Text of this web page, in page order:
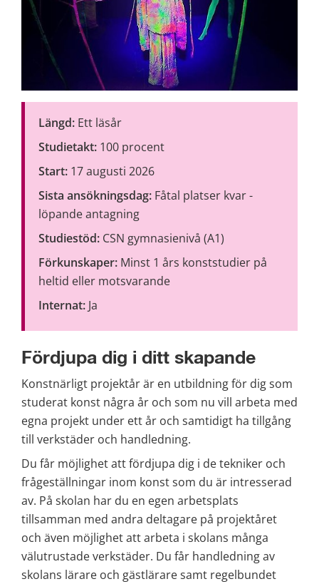
Längd: Ett läsår
Studietakt: 100 procent
Start: 17 augusti 2026
Sista ansökningsdag: Fåtal platser kvar -
löpande antagning
Studiestöd: CSN gymnasienivå (A1)
Förkunskaper: Minst 1 års konststudier på
heltid eller motsvarande
Internat: Ja
Fördjupa dig i ditt skapande
Konstnärligt projektår är en utbildning för dig som
studerat konst några år och som nu vill arbeta med
egna projekt under ett år och samtidigt ha tillgång
till verkstäder och handledning.
Du får möjlighet att fördjupa dig i de tekniker och
frågeställningar inom konst som du är intresserad
av. På skolan har du en egen arbetsplats
tillsamman med andra deltagare på projektåret
och även möjlighet att arbeta i skolans många
välutrustade verkstäder. Du får handledning av
skolans lärare och gästlärare samt regelbundet